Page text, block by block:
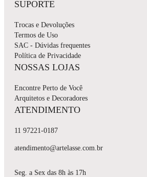
SUPORTE
Trocas e Devoluções
Termos de Uso
SAC - Dúvidas frequentes
Política de Privacidade
NOSSAS LOJAS
Encontre Perto de Você
Arquitetos e Decoradores
ATENDIMENTO
11 97221-0187
atendimento@artelasse.com.br
Seg. a Sex das 8h às 17h